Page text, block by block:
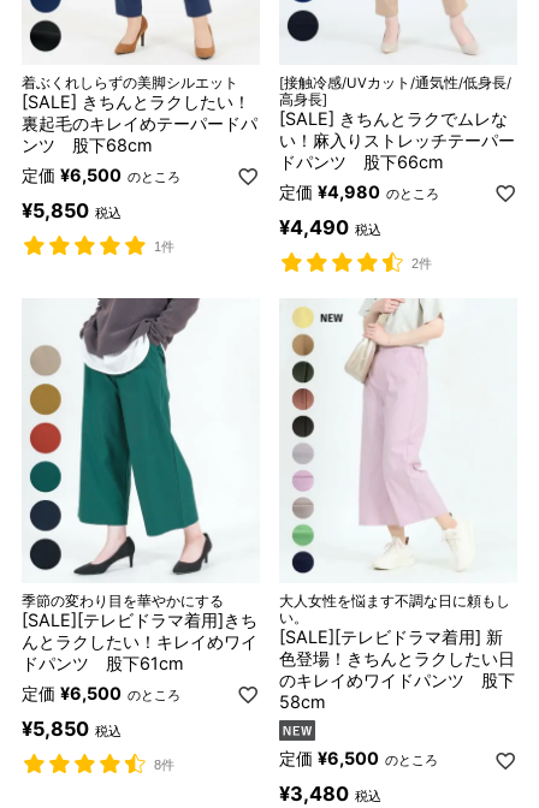
着ぶくれしらずの美脚シルエット
[SALE] きちんとラクしたい！
裏起毛のキレイめテーパードパ
ンツ 股下68cm
定価 ¥6,500 のところ
¥5,850 税込
1件
[接触冷感/UVカット/通気性/低身長/
高身長]
[SALE] きちんとラクでムレな
い！麻入りストレッチテーパー
ドパンツ 股下66cm
定価 ¥4,980 のところ
¥4,490 税込
2件
季節の変わり目を華やかにする
[SALE][テレビドラマ着用]きち
んとラクしたい！キレイめワイ
ドパンツ 股下61cm
定価 ¥6,500 のところ
¥5,850 税込
8件
大人女性を悩ます不調な日に頼もし
い。
[SALE][テレビドラマ着用] 新
色登場！きちんとラクしたい日
のキレイめワイドパンツ 股下
58cm
定価 ¥6,500 のところ
¥3,480 税込